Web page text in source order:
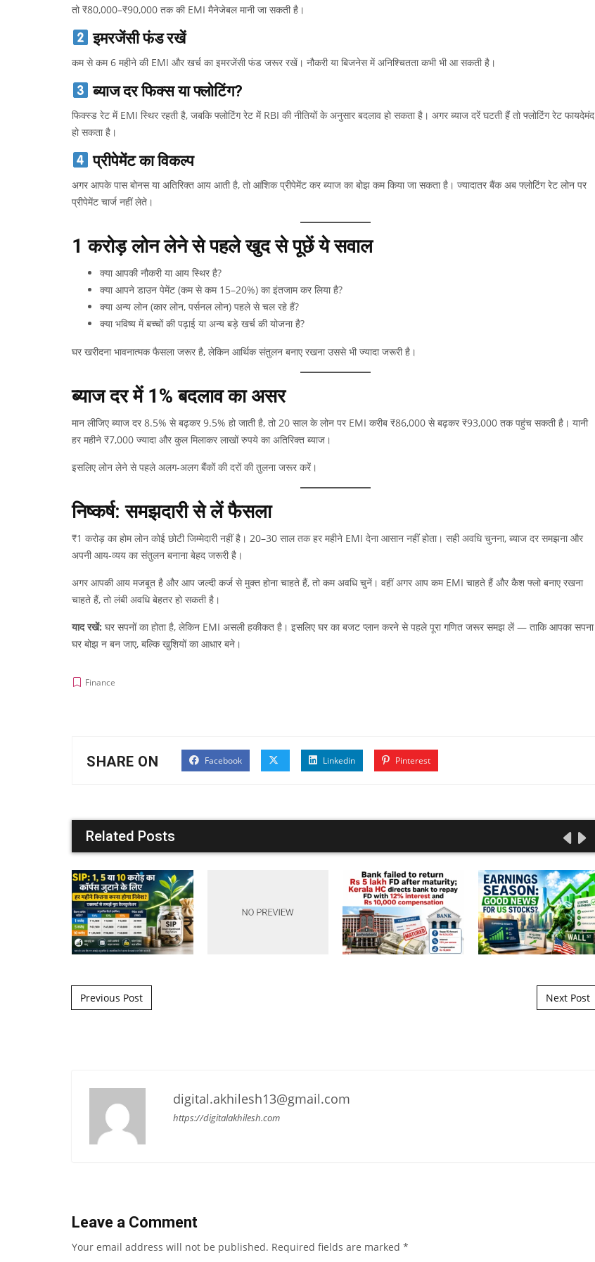
तो ₹80,000–₹90,000 तक की EMI मैनेजेबल मानी जा सकती है।
इमरजेंसी फंड रखें
कम से कम 6 महीने की EMI और खर्च का इमरजेंसी फंड जरूर रखें। नौकरी या बिजनेस में अनिश्चितता कभी भी आ सकती है।
ब्याज दर फिक्स या फ्लोटिंग?
फिक्स्ड रेट में EMI स्थिर रहती है, जबकि फ्लोटिंग रेट में RBI की नीतियों के अनुसार बदलाव हो सकता है। अगर ब्याज दरें घटती हैं तो फ्लोटिंग रेट फायदेमंद
हो सकता है।
प्रीपेमेंट का विकल्प
अगर आपके पास बोनस या अतिरिक्त आय आती है, तो आंशिक प्रीपेमेंट कर ब्याज का बोझ कम किया जा सकता है। ज्यादातर बैंक अब फ्लोटिंग रेट लोन पर
प्रीपेमेंट चार्ज नहीं लेते।
₹1 करोड़ लोन लेने से पहले खुद से पूछें ये सवाल
क्या आपकी नौकरी या आय स्थिर है?
क्या आपने डाउन पेमेंट (कम से कम 15–20%) का इंतजाम कर लिया है?
क्या अन्य लोन (कार लोन, पर्सनल लोन) पहले से चल रहे हैं?
क्या भविष्य में बच्चों की पढ़ाई या अन्य बड़े खर्च की योजना है?
घर खरीदना भावनात्मक फैसला जरूर है, लेकिन आर्थिक संतुलन बनाए रखना उससे भी ज्यादा जरूरी है।
ब्याज दर में 1% बदलाव का असर
मान लीजिए ब्याज दर 8.5% से बढ़कर 9.5% हो जाती है, तो 20 साल के लोन पर EMI करीब ₹86,000 से बढ़कर ₹93,000 तक पहुंच सकती है। यानी
हर महीने ₹7,000 ज्यादा और कुल मिलाकर लाखों रुपये का अतिरिक्त ब्याज।
इसलिए लोन लेने से पहले अलग-अलग बैंकों की दरों की तुलना जरूर करें।
निष्कर्ष: समझदारी से लें फैसला
₹1 करोड़ का होम लोन कोई छोटी जिम्मेदारी नहीं है। 20–30 साल तक हर महीने EMI देना आसान नहीं होता। सही अवधि चुनना, ब्याज दर समझना और
अपनी आय-व्यय का संतुलन बनाना बेहद जरूरी है।
अगर आपकी आय मजबूत है और आप जल्दी कर्ज से मुक्त होना चाहते हैं, तो कम अवधि चुनें। वहीं अगर आप कम EMI चाहते हैं और कैश फ्लो बनाए रखना
चाहते हैं, तो लंबी अवधि बेहतर हो सकती है।
याद रखें: घर सपनों का होता है, लेकिन EMI असली हकीकत है। इसलिए घर का बजट प्लान करने से पहले पूरा गणित जरूर समझ लें — ताकि आपका सपना
घर बोझ न बन जाए, बल्कि खुशियों का आधार बने।
Finance
SHARE ON Facebook Linkedin Pinterest
Related Posts
Post navigation
Previous Post Next Post
digital.akhilesh13@gmail.com
https://digitalakhilesh.com
Leave a Comment
Your email address will not be published. Required fields are marked *